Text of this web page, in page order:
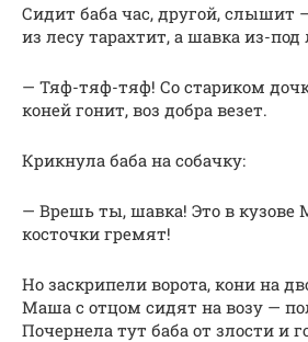
Сидит баба час, другой, слышит
из лесу тарахтит, а шавка из-под
— Тяф-тяф-тяф! Со стариком
коней гонит, воз добра везет.
Крикнула баба на собачку:
— Врешь ты, шавка! Это в
косточки гремят!
Но заскрипели ворота, кони на
Маша с отцом сидят на возу —
Почернела тут баба от злости и